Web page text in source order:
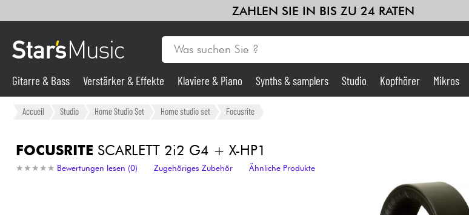
ZAHLEN SIE IN BIS ZU 24 RATEN
Gitarre & Bass
Synths & samplers
Gitarre & Bass Verstärker & Effekte Klaviere & Piano Synths & samplers Studio Kopfhörer Mikros
Accueil Studio Home Studio Set Home studio set Focusrite
FOCUSRITE SCARLETT 2i2 G4 + X-HP1
★ ★ ★ ★ ★
★ ★ ★ ★ ★ Bewertungen lesen (0) Zugehöriges Zubehör Ähnliche Produkte